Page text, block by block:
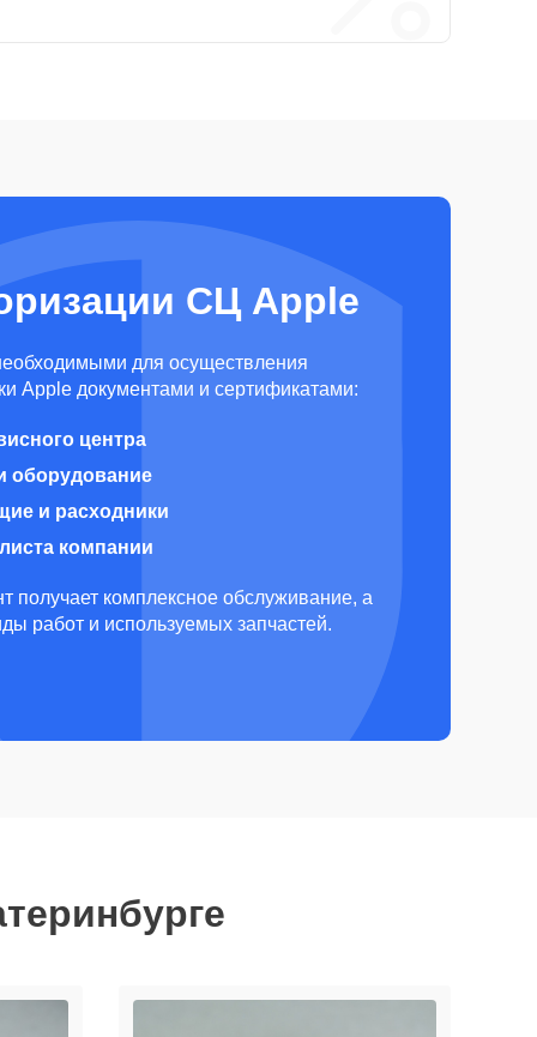
СЦ Apple
для осуществления
Apple документами и сертификатами:
центра
оборудование
и расходники
компании
получает комплексное обслуживание, а
работ и используемых запчастей.